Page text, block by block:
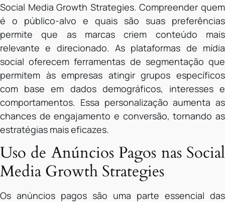
Social Media Growth Strategies. Compreender quem
é o público-alvo e quais são suas preferências
permite que as marcas criem conteúdo mais
relevante e direcionado. As plataformas de mídia
social oferecem ferramentas de segmentação que
permitem às empresas atingir grupos específicos
com base em dados demográficos, interesses e
comportamentos. Essa personalização aumenta as
chances de engajamento e conversão, tornando as
estratégias mais eficazes.
Uso de Anúncios Pagos nas Social
Media Growth Strategies
Os anúncios pagos são uma parte essencial das